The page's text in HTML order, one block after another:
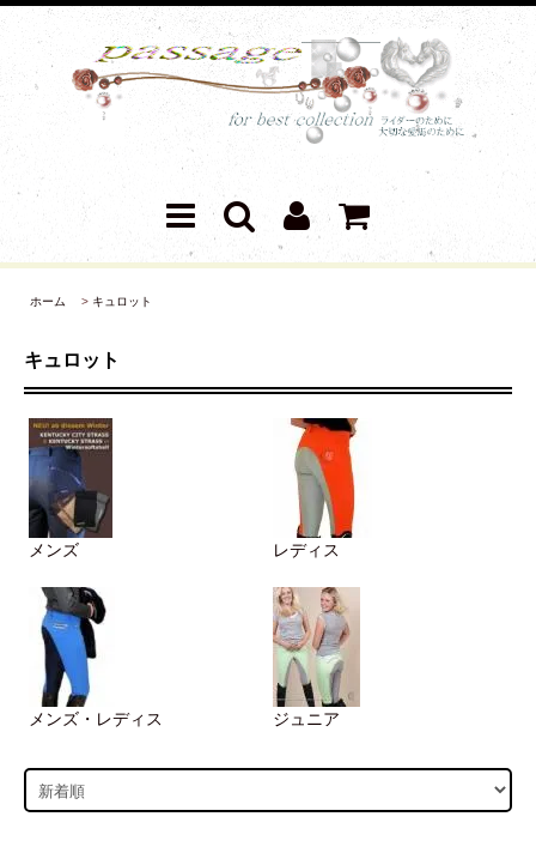
ホーム > キュロット
キュロット
メンズ レディス
メンズ・レディス ジュニア